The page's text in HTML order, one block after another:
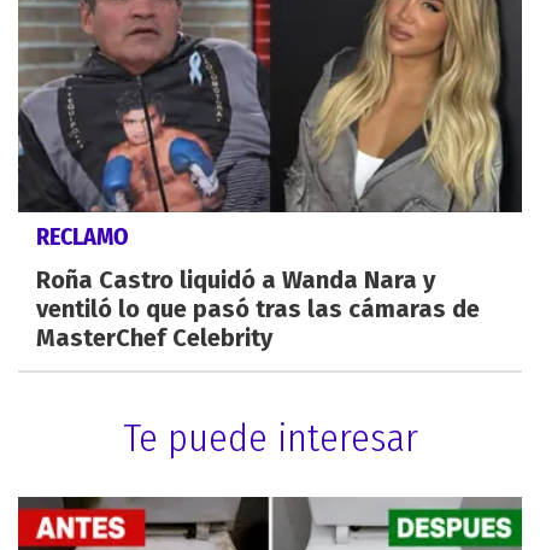
RECLAMO
Roña Castro liquidó a Wanda Nara y
ventiló lo que pasó tras las cámaras de
MasterChef Celebrity
Te puede interesar